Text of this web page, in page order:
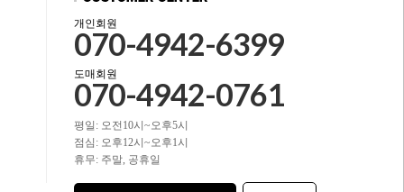
개인회원
070-4942-6399
도매회원
070-4942-0761
평일: 오전10시~오후5시
점심: 오후12시~오후1시
휴무: 주말, 공휴일